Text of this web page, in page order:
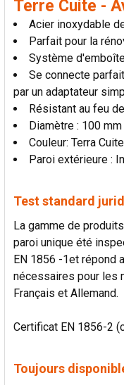
AU PANIER
Terre Cuite -
Acier inoxydable
Parfait pour la
Système
Se connecte
par un adaptateur
Résistant au feu
Diamètre : 100 mm
Couleur: Terra Cuite
Paroi extérieure :
Test standard
La gamme de
paroi unique été
EN 1856 -1et répond
nécessaires pour les
Français et Allemand.
Certificat EN 1856-2
Toujours